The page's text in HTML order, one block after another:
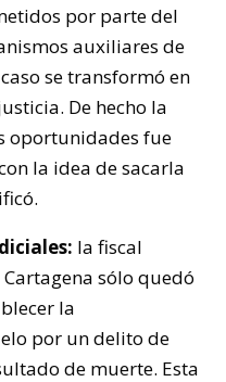
por parte del
auxiliares de
se transformó en
De hecho la
oportunidades fue
la idea de sacarla
la fiscal
sólo quedó
la
por un delito de
de muerte. Esta